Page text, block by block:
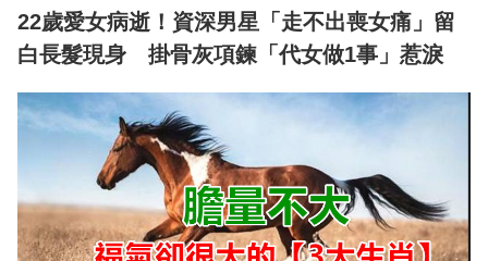
22歲愛女病逝！資深男星「走不出喪女痛」留
白長髮現身 掛骨灰項鍊「代女做1事」惹淚